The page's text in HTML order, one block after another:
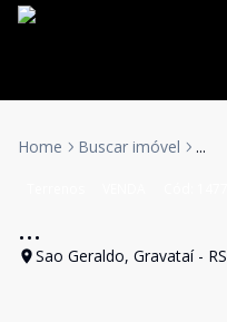
Home Buscar imóvel ...
...
Sao Geraldo, Gravataí - RS